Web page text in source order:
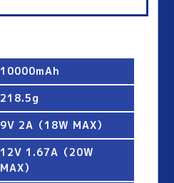
10000mAh
218.5g
9V 2A（18W MAX）
12V 1.67A（20W
MAX）